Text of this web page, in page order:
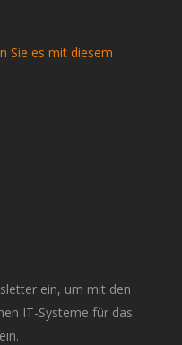
Sie es mit diesem
ein, um mit den
IT-Systeme für das